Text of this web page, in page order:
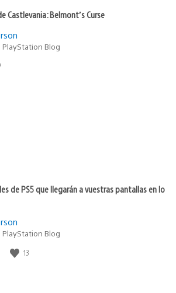
Castlevania: Belmont’s Curse
PlayStation Blog
de PS5 que llegarán a vuestras pantallas en lo
PlayStation Blog
13